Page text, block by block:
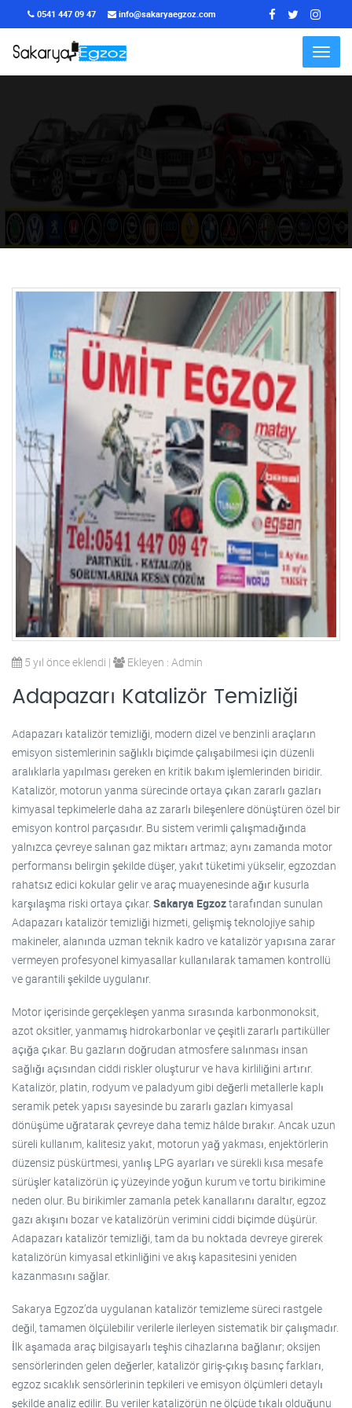
0541 447 09 47 info@sakaryaegzoz.com
Menu
5 yıl önce eklendi | Ekleyen : Admin
Adapazarı Katalizör Temizliği
Adapazarı katalizör temizliği, modern dizel ve benzinli araçların
emisyon sistemlerinin sağlıklı biçimde çalışabilmesi için düzenli
aralıklarla yapılması gereken en kritik bakım işlemlerinden biridir.
Katalizör, motorun yanma sürecinde ortaya çıkan zararlı gazları
kimyasal tepkimelerle daha az zararlı bileşenlere dönüştüren özel bir
emisyon kontrol parçasıdır. Bu sistem verimli çalışmadığında
yalnızca çevreye salınan gaz miktarı artmaz; aynı zamanda motor
performansı belirgin şekilde düşer, yakıt tüketimi yükselir, egzozdan
rahatsız edici kokular gelir ve araç muayenesinde ağır kusurla
karşılaşma riski ortaya çıkar. Sakarya Egzoztarafından sunulan
Adapazarı katalizör temizliği hizmeti, gelişmiş teknolojiye sahip
makineler, alanında uzman teknik kadro ve katalizör yapısına zarar
vermeyen profesyonel kimyasallar kullanılarak tamamen kontrollü
ve garantili şekilde uygulanır.
Motor içerisinde gerçekleşen yanma sırasında karbonmonoksit,
azot oksitler, yanmamış hidrokarbonlar ve çeşitli zararlı partiküller
açığa çıkar. Bu gazların doğrudan atmosfere salınması insan
sağlığı açısından ciddi riskler oluşturur ve hava kirliliğini artırır.
Katalizör, platin, rodyum ve paladyum gibi değerli metallerle kaplı
seramik petek yapısı sayesinde bu zararlı gazları kimyasal
dönüşüme uğratarak çevreye daha temiz hâlde bırakır. Ancak uzun
süreli kullanım, kalitesiz yakıt, motorun yağ yakması, enjektörlerin
düzensiz püskürtmesi, yanlış LPG ayarları ve sürekli kısa mesafe
sürüşler katalizörün iç yüzeyinde yoğun kurum ve tortu birikimine
neden olur. Bu birikimler zamanla petek kanallarını daraltır, egzoz
gazı akışını bozar ve katalizörün verimini ciddi biçimde düşürür.
Adapazarı katalizör temizliği, tam da bu noktada devreye girerek
katalizörün kimyasal etkinliğini ve akış kapasitesini yeniden
kazanmasını sağlar.
Sakarya Egzoz’da uygulanan katalizör temizleme süreci rastgele
değil, tamamen ölçülebilir verilerle ilerleyen sistematik bir çalışmadır.
İlk aşamada araç bilgisayarlı teşhis cihazlarına bağlanır; oksijen
sensörlerinden gelen değerler, katalizör giriş-çıkış basınç farkları,
egzoz sıcaklık sensörlerinin tepkileri ve emisyon ölçümleri detaylı
şekilde analiz edilir. Bu veriler katalizörün ne ölçüde tıkalı olduğunu